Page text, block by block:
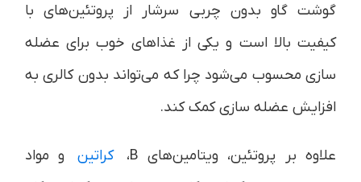
گوشت گاو بدون چربی سرشار از پروتئین‌های با
کیفیت بالا است و یکی از غذاهای خوب برای عضله
سازی محسوب می‌شود چرا که می‌تواند بدون کالری به
افزایش عضله سازی کمک کند.
علاوه بر پروتئین، ویتامین‌های B، کراتین
و مواد